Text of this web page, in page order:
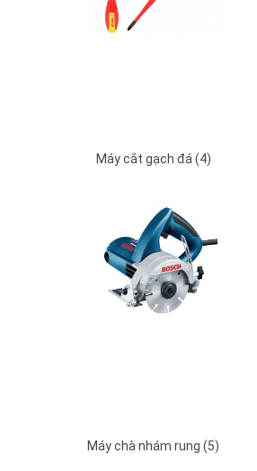
Máy cắt gạch đá (4)
Máy chà nhám rung (5)